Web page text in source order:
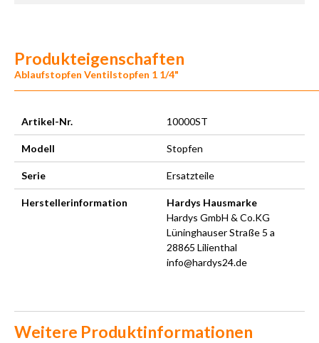
Produkteigenschaften
Ablaufstopfen Ventilstopfen 1 1/4"
Artikel-Nr. 10000ST
Modell Stopfen
Serie Ersatzteile
Herstellerinformation
Hardys Hausmarke
Hardys GmbH & Co.KG
Lüninghauser Straße 5 a
28865 Lilienthal
info@hardys24.de
Weitere Produktinformationen